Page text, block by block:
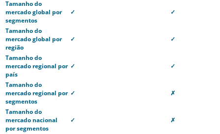
Tamanho do
mercado global por
segmentos
✓ ✓
Tamanho do
mercado global por
região
✓ ✓
Tamanho do
mercado regional por
país
✓ ✓
Tamanho do
mercado regional por
segmentos
✓ ✗
Tamanho do
mercado nacional
por segmentos
✓ ✗